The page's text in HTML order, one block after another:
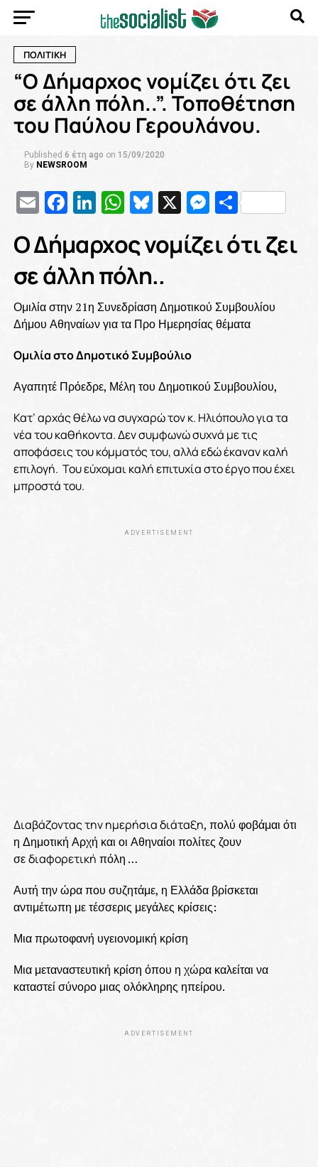
ΠΟΛΙΤΙΚΗ
“Ο Δήμαρχος νομίζει ότι ζει
σε άλλη πόλη..”. Τοποθέτηση
του Παύλου Γερουλάνου.
Published 6 έτη ago on 15/09/2020
By NEWSROOM
EmailFacebook
LinkedIn
WhatsApp
Bluesky
X
Ο Δήμαρχος νομίζει ότι ζει
σε άλλη πόλη..
Ομιλία στην 21η Συνεδρίαση Δημοτικού Συμβουλίου
Δήμου Αθηναίων για τα Προ Ημερησίας θέματα
Ομιλία στο Δημοτικό Συμβούλιο
Αγαπητέ Πρόεδρε, Μέλη του Δημοτικού Συμβουλίου,
Κατ’ αρχάς θέλω να συγχαρώ τον κ. Ηλιόπουλο για τα
νέα του καθήκοντα. Δεν συμφωνώ συχνά με τις
αποφάσεις του κόμματός του, αλλά εδώ έκαναν καλή
επιλογή. Του εύχομαι καλή επιτυχία στο έργο που έχει
μπροστά του.
ADVERTISEMENT
Διαβάζοντας την ημερήσια διάταξη, πολύ φοβάμαι ότι
η Δημοτική Αρχή και οι Αθηναίοι πολίτες ζουν
σεδιαφορετική πόλη …
Αυτή την ώρα που συζητάμε, η Ελλάδα βρίσκεται
αντιμέτωπη με τέσσερις μεγάλες κρίσεις:
Μια πρωτοφανή υγειονομική κρίση
Μια μεταναστευτική κρίση όπου η χώρα καλείται να
καταστεί σύνορο μιας ολόκληρης ηπείρου.
ADVERTISEMENT